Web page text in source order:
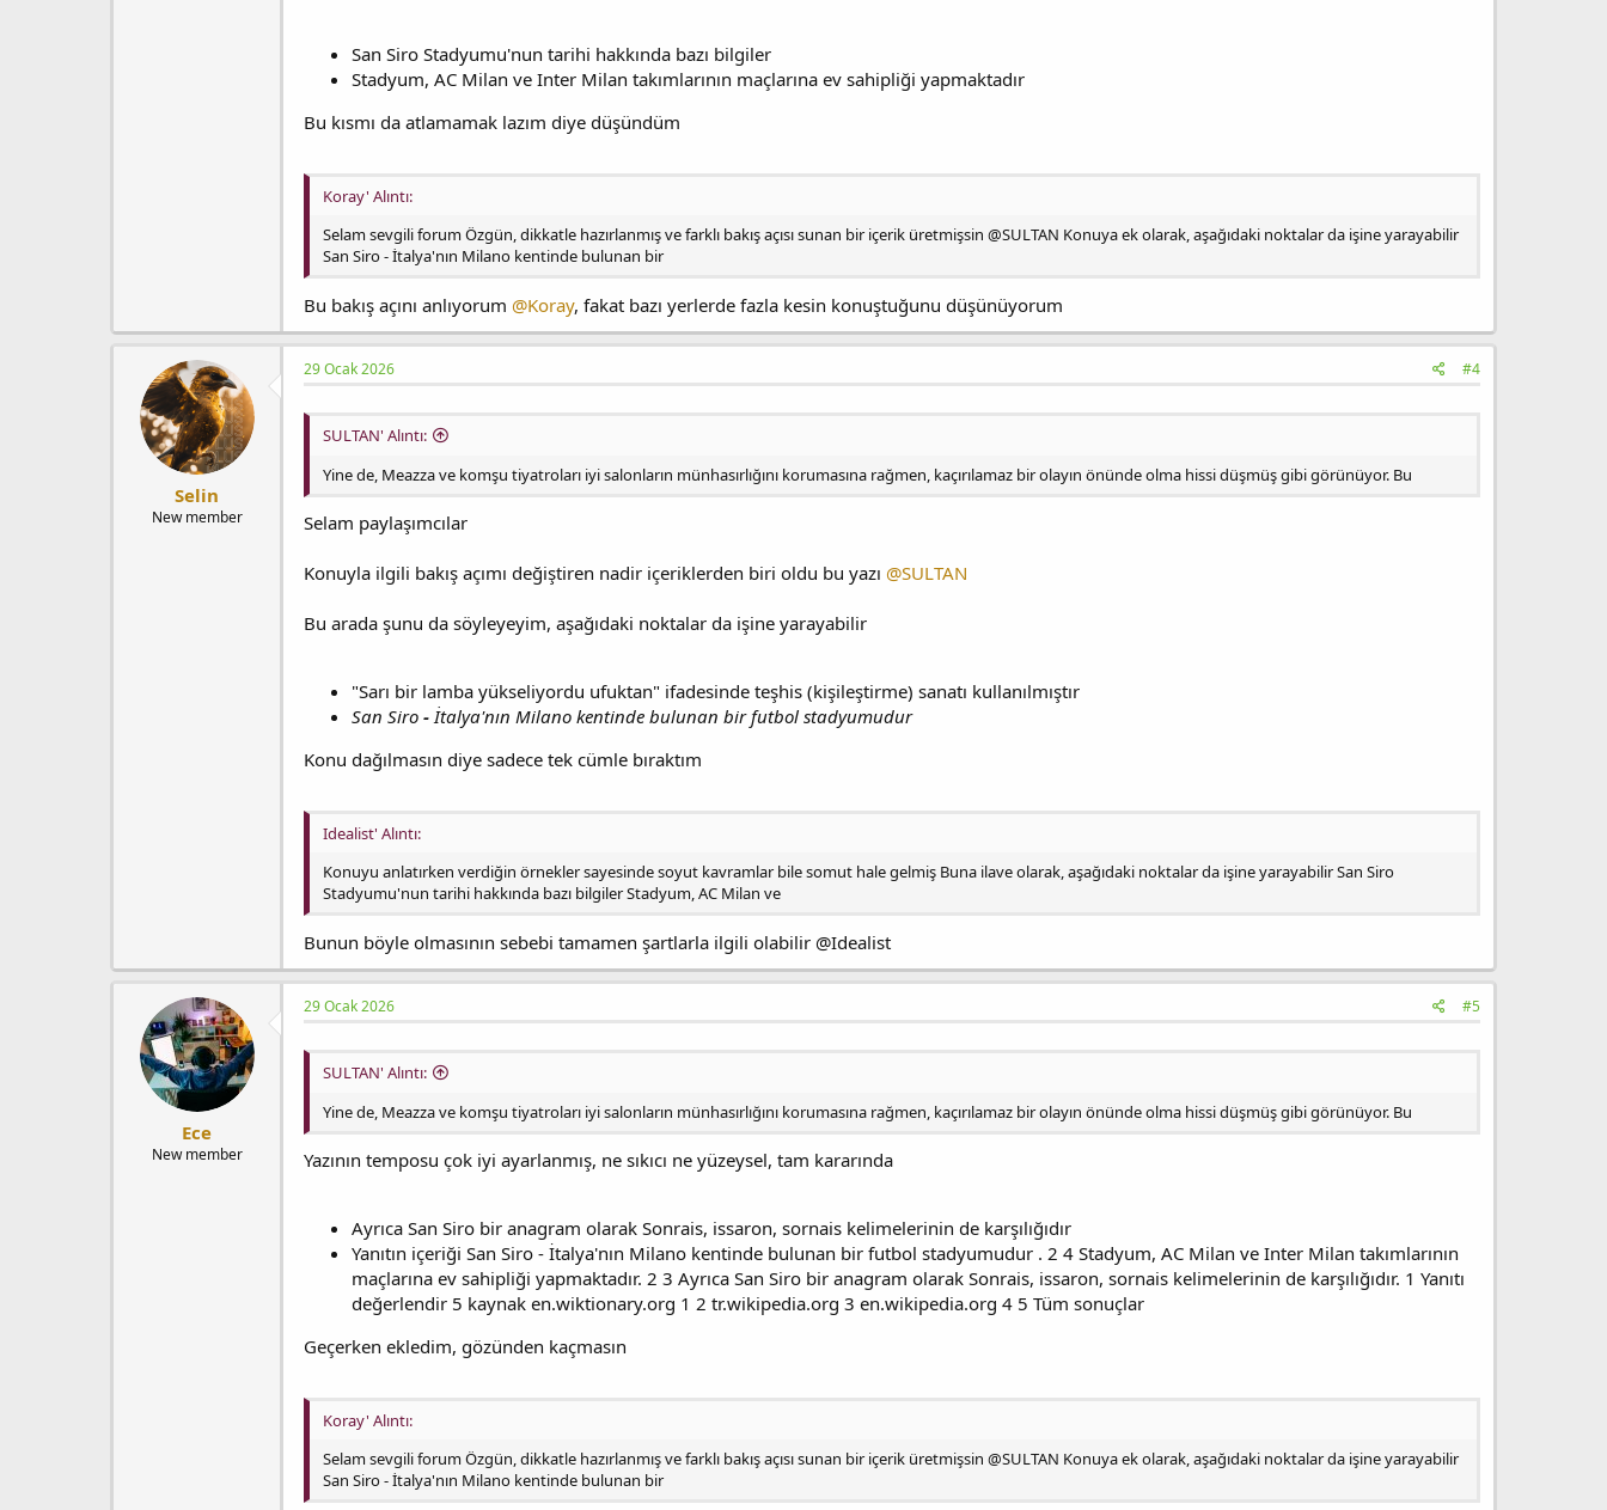
San Siro Stadyumu'nun tarihi hakkında bazı bilgiler
Stadyum, AC Milan ve Inter Milan takımlarının maçlarına ev sahipliği yapmaktadır
Bu kısmı da atlamamak lazım diye düşündüm
Koray' Alıntı:
Selam sevgili forum Özgün, dikkatle hazırlanmış ve farklı bakış açısı sunan bir içerik üretmişsin @SULTAN Konuya ek olarak, aşağıdaki noktalar da işine yarayabilir
San Siro - İtalya'nın Milano kentinde bulunan bir
Bu bakış açını anlıyorum @Koray, fakat bazı yerlerde fazla kesin konuştuğunu düşünüyorum
Selin
New member
29 Ocak 2026 #4
SULTAN' Alıntı:
Yine de, Meazza ve komşu tiyatroları iyi salonların münhasırlığını korumasına rağmen, kaçırılamaz bir olayın önünde olma hissi düşmüş gibi görünüyor. Bu
Selam paylaşımcılar
Konuyla ilgili bakış açımı değiştiren nadir içeriklerden biri oldu bu yazı @SULTAN
Bu arada şunu da söyleyeyim, aşağıdaki noktalar da işine yarayabilir
"Sarı bir lamba yükseliyordu ufuktan" ifadesinde teşhis (kişileştirme) sanatı kullanılmıştır
San Siro-İtalya'nın Milano kentinde bulunan bir futbol stadyumudur
Konu dağılmasın diye sadece tek cümle bıraktım
Idealist' Alıntı:
Konuyu anlatırken verdiğin örnekler sayesinde soyut kavramlar bile somut hale gelmiş Buna ilave olarak, aşağıdaki noktalar da işine yarayabilir San Siro
Stadyumu'nun tarihi hakkında bazı bilgiler Stadyum, AC Milan ve
Bunun böyle olmasının sebebi tamamen şartlarla ilgili olabilir @Idealist
Ece
New member
29 Ocak 2026 #5
SULTAN' Alıntı:
Yine de, Meazza ve komşu tiyatroları iyi salonların münhasırlığını korumasına rağmen, kaçırılamaz bir olayın önünde olma hissi düşmüş gibi görünüyor. Bu
Yazının temposu çok iyi ayarlanmış, ne sıkıcı ne yüzeysel, tam kararında
Ayrıca San Siro bir anagram olarak Sonrais, issaron, sornais kelimelerinin de karşılığıdır
Yanıtın içeriği San Siro - İtalya'nın Milano kentinde bulunan bir futbol stadyumudur . 2 4 Stadyum, AC Milan ve Inter Milan takımlarının
maçlarına ev sahipliği yapmaktadır. 2 3 Ayrıca San Siro bir anagram olarak Sonrais, issaron, sornais kelimelerinin de karşılığıdır. 1 Yanıtı
değerlendir 5 kaynak en.wiktionary.org 1 2 tr.wikipedia.org 3 en.wikipedia.org 4 5 Tüm sonuçlar
Geçerken ekledim, gözünden kaçmasın
Koray' Alıntı:
Selam sevgili forum Özgün, dikkatle hazırlanmış ve farklı bakış açısı sunan bir içerik üretmişsin @SULTAN Konuya ek olarak, aşağıdaki noktalar da işine yarayabilir
San Siro - İtalya'nın Milano kentinde bulunan bir